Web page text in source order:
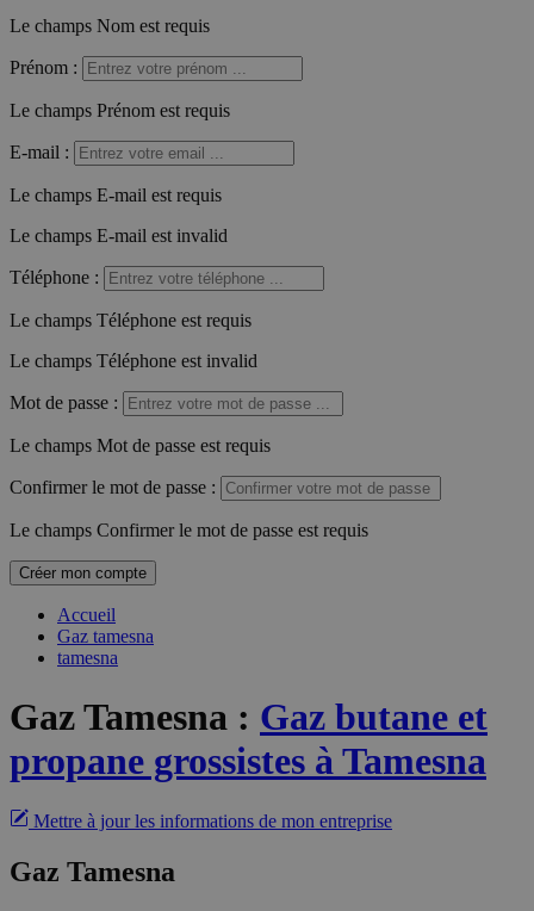
Le champs Nom est requis
Prénom :
Le champs Prénom est requis
E-mail :
Le champs E-mail est requis
Le champs E-mail est invalid
Téléphone :
Le champs Téléphone est requis
Le champs Téléphone est invalid
Mot de passe :
Le champs Mot de passe est requis
Confirmer le mot de passe :
Le champs Confirmer le mot de passe est requis
Créer mon compte
Accueil
Gaz tamesna
tamesna
Gaz Tamesna : Gaz butane et
propane grossistes à Tamesna
Mettre à jour les informations de mon entreprise
Gaz Tamesna